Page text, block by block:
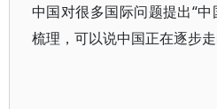
中国对很多国际问题提出“
梳理，可以说中国正在逐步